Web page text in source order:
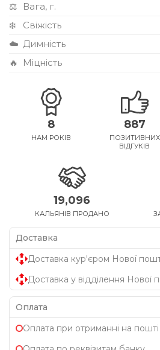
⚖️
Вага, г.
❄️
Свіжість
☁️ Димність
🔥
Міцність
8
НАМ РОКІВ
887
ПОЗИТИВНИХ
ВІДГУКІВ
19,096
КАЛЬЯНІВ ПРОДАНО
Доставка
Доставка кур'єром Нової
Доставка у відділення Нової
Оплата
Оплата при отриманні на пошті